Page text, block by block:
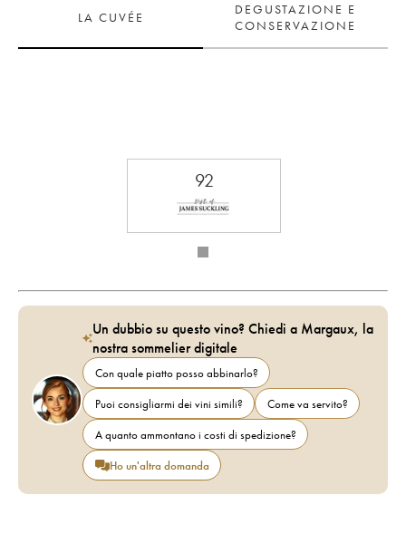
LA CUVÉE
DEGUSTAZIONE E
CONSERVAZIONE
92
Un dubbio su questo vino? Chiedi a Margaux, la
nostra sommelier digitale
Con quale piatto posso abbinarlo?
Puoi consigliarmi dei vini simili?
Come va servito?
A quanto ammontano i costi di spedizione?
Ho un'altra domanda